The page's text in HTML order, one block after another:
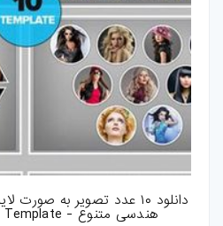
دانلود ۱۰ عدد تصویر به
هندسی متنوع - CM Photo Collage Template